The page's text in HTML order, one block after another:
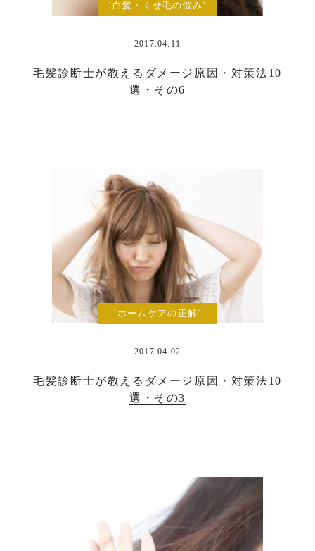
`白髪・くせ毛の悩み`
2017.04.11
毛髪診断士が教えるダメージ原因・対策法10
選・その6
`ホームケアの正解`
2017.04.02
毛髪診断士が教えるダメージ原因・対策法10
選・その3